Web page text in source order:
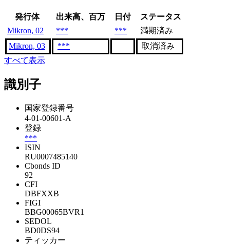
発行体 出来高、百万 日付
ステータス
Mikron, 02
*** ***
満期済み
Mikron, 03
***
取消済み
すべて表示
識別子
国家登録番号
4-01-00601-A
登録
***
ISIN
RU0007485140
Cbonds ID
92
CFI
DBFXXB
FIGI
BBG00065BVR1
SEDOL
BD0DS94
ティッカー